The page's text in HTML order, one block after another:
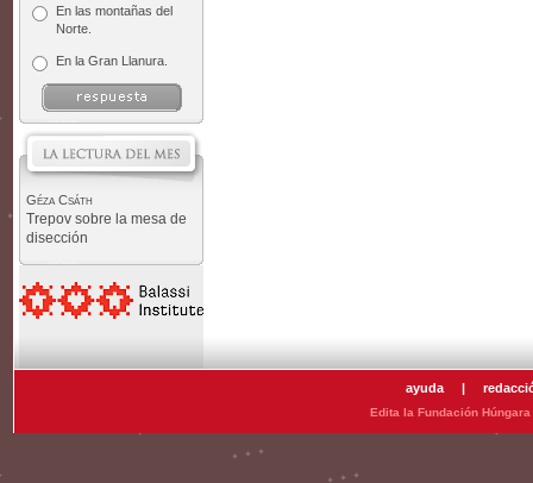
En las montañas del
Norte.
En la Gran Llanura.
Géza Csáth
Trepov sobre la mesa de
disección
ayuda |
Edita la Fundación